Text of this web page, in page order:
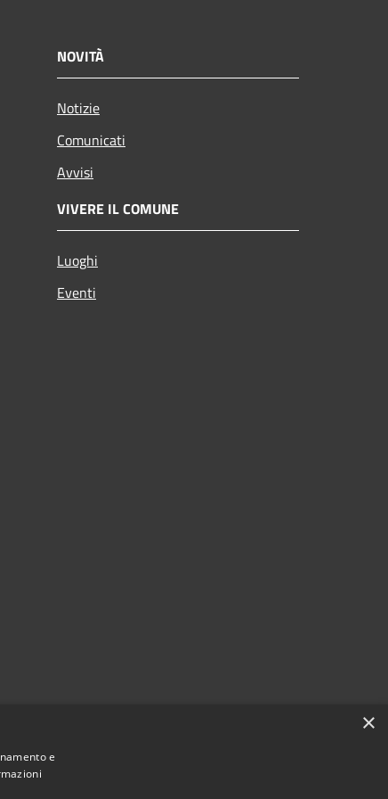
NOVITÀ
Notizie
Comunicati
Avvisi
VIVERE IL COMUNE
Luoghi
Eventi
×
e